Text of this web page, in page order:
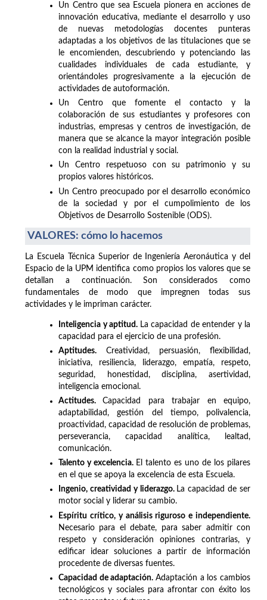
Un Centro que sea Escuela pionera en acciones de
innovación educativa, mediante el desarrollo y uso
de nuevas metodologías docentes punteras
adaptadas a los objetivos de las titulaciones que se
le encomienden, descubriendo y potenciando las
cualidades individuales de cada estudiante, y
orientándoles progresivamente a la ejecución de
actividades de autoformación.
Un Centro que fomente el contacto y la
colaboración de sus estudiantes y profesores con
industrias, empresas y centros de investigación, de
manera que se alcance la mayor integración posible
con la realidad industrial y social.
Un Centro respetuoso con su patrimonio y su
propios valores históricos.
Un Centro preocupado por el desarrollo económico
de la sociedad y por el cumpolimiento de los
Objetivos de Desarrollo Sostenible (ODS).
VALORES: cómo lo hacemos
La Escuela Técnica Superior de Ingeniería Aeronáutica y del
Espacio de la UPM identifica como propios los valores que se
detallan a continuación. Son considerados como
fundamentales de modo que impregnen todas sus
actividades y le impriman carácter.
Inteligencia y aptitud. La capacidad de entender y la
capacidad para el ejercicio de una profesión.
Aptitudes. Creatividad, persuasión, flexibilidad,
iniciativa, resiliencia, liderazgo, empatía, respeto,
seguridad, honestidad, disciplina, asertividad,
inteligencia emocional.
Actitudes.Capacidad para trabajar en equipo,
adaptabilidad, gestión del tiempo, polivalencia,
proactividad, capacidad de resolución de problemas,
perseverancia, capacidad analítica, lealtad,
comunicación.
Talento y excelencia. El talento es uno de los pilares
en el que se apoya la excelencia de esta Escuela.
Ingenio, creatividad y liderazgo. La capacidad de ser
motor social y liderar su cambio.
Espíritu crítico, y análisis riguroso e independiente.
Necesario para el debate, para saber admitir con
respeto y consideración opiniones contrarias, y
edificar idear soluciones a partir de información
procedente de diversas fuentes.
Capacidad de adaptación. Adaptación a los cambios
tecnológicos y sociales para afrontar con éxito los